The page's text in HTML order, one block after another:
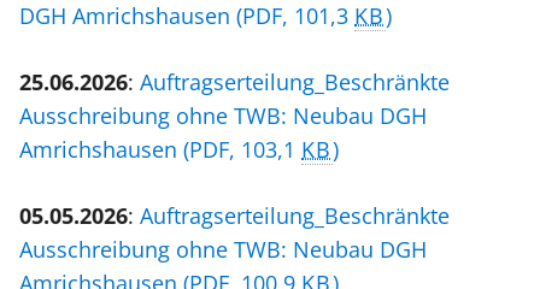
DGH Amrichshausen (PDF, 101,3 KB)
25.06.2026: Auftragserteilung_Beschränkte
Ausschreibung ohne TWB: Neubau DGH
Amrichshausen (PDF, 103,1 KB)
05.05.2026: Auftragserteilung_Beschränkte
Ausschreibung ohne TWB: Neubau DGH
Amrichshausen (PDF, 100,9 KB)